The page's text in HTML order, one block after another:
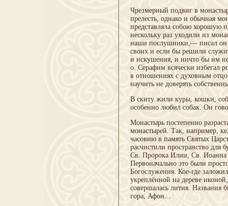
Чрезмерный подвиг в
прелесть, однако и обычная
представляла собою хорошую
нескольку раз уходили из
наши послушники,— писал он
своих и если бы решили
и искушения, и ничто бы им
о. Серафим всячески избегал
в отношениях с духовным
научить не доверять
В скиту жили куры, кошки,
особенно любил собак. Он
Монастырь постепенно
монастырей. Так, например,
часовню в память Святых
расчистили пространство для
Св. Пророка Илии, Св. Иоанна
Первоначально это были
Богослужения. Кое-где
укреплённой на дереве
совершалась лития. Названия
гора, Афон...